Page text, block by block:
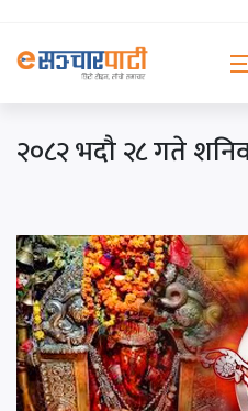
२०८२ भदौ २८ गते